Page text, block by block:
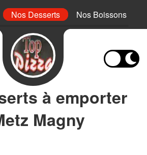
Nos Desserts Nos Boissons
à emporter
Magny